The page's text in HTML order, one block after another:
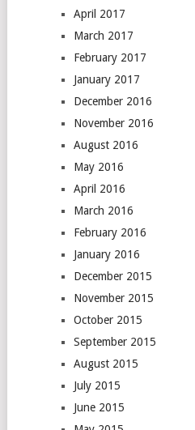
April 2017
March 2017
February 2017
January 2017
December 2016
November 2016
August 2016
May 2016
April 2016
March 2016
February 2016
January 2016
December 2015
November 2015
October 2015
September 2015
August 2015
July 2015
June 2015